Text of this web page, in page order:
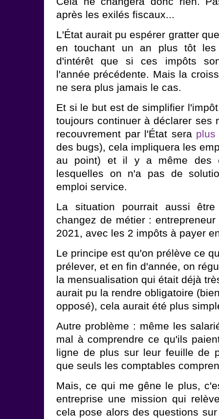
après les exilés fiscaux...
L'État aurait pu espérer gratter
en touchant un an plus tôt
d'intérêt que si ces impôts
l'année précédente. Mais la
ne sera plus jamais le cas.
Et si le but est de simplifier
toujours continuer à déclarer ses
recouvrement par l'État sera plus
des bugs), cela impliquera les
au point) et il y a même des
lesquelles on n'a pas de
emploi service.
La situation pourrait aussi
changez de métier :
2021, avec les 2 impôts à payer
Le principe est qu'on prélève ce
prélever, et en fin d'année, on
la mensualisation qui était déjà
aurait pu la rendre obligatoire
opposé), cela aurait été plus
Autre problème : même les
mal à comprendre ce qu'ils
ligne de plus sur leur feuille de
que seuls les comptables
Mais, ce qui me gêne le plus,
entreprise une mission qui
cela pose alors des questions